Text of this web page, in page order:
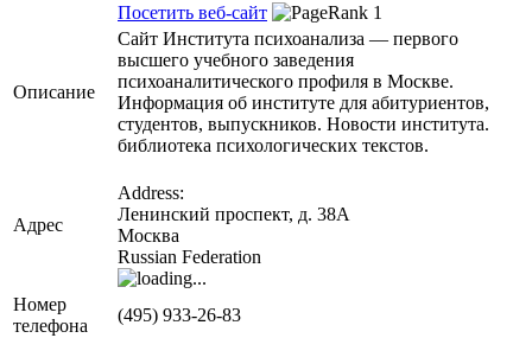
Посетить веб-сайт
Описание
Сайт Института психоанализа — первого
высшего учебного заведения
психоаналитического профиля в Москве.
Информация об институте для абитуриентов,
студентов, выпускников. Новости института.
библиотека психологических текстов.
Адрес
Address:
Ленинский проспект, д. 38А
Москва
Russian Federation
+−
©OpenStreetMap
Номер
телефона
(495) 933-26-83